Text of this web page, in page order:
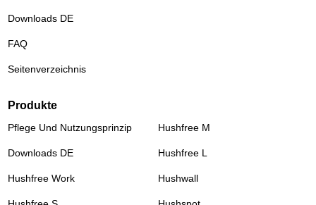
Downloads DE
FAQ
Seitenverzeichnis
Produkte
Pflege Und Nutzungsprinzip
Downloads DE
Hushfree Work
Hushfree M
Hushfree L
Hushwall